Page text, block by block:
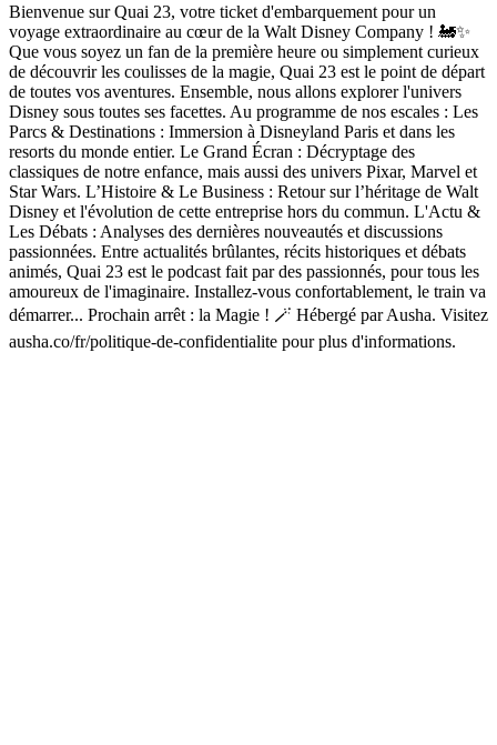
Bienvenue sur Quai 23, votre ticket d'embarquement pour un
voyage extraordinaire au cœur de la Walt Disney Company ! 🚂✨
Que vous soyez un fan de la première heure ou simplement curieux
de découvrir les coulisses de la magie, Quai 23 est le point de départ
de toutes vos aventures. Ensemble, nous allons explorer l'univers
Disney sous toutes ses facettes. Au programme de nos escales : Les
Parcs & Destinations : Immersion à Disneyland Paris et dans les
resorts du monde entier. Le Grand Écran : Décryptage des
classiques de notre enfance, mais aussi des univers Pixar, Marvel et
Star Wars. L’Histoire & Le Business : Retour sur l’héritage de Walt
Disney et l'évolution de cette entreprise hors du commun. L'Actu &
Les Débats : Analyses des dernières nouveautés et discussions
passionnées. Entre actualités brûlantes, récits historiques et débats
animés, Quai 23 est le podcast fait par des passionnés, pour tous les
amoureux de l'imaginaire. Installez-vous confortablement, le train va
démarrer... Prochain arrêt : la Magie ! 🪄 Hébergé par Ausha. Visitez
ausha.co/fr/politique-de-confidentialite pour plus d'informations.